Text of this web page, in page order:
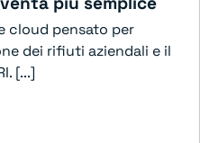
cloud pensato per
dei rifiuti aziendali e il
[...]